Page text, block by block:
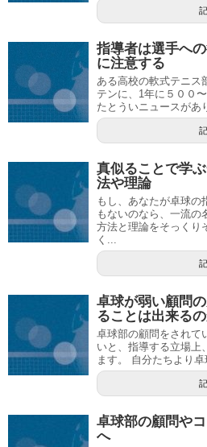
指導者は選手へ
に注意する
ある高校の軟式テニス
テンに、1年に５００
たとういニュースがあ
真似ることで学
法や理論
もし、あなたが卓球の
もないのなら、一流の
方法と理論をそっくり
く...
卓球が弱い顧問
ることは出来るの
卓球部の顧問をされて
いと、指導する立場上
ます。 自分たちより
卓球部の顧問や
へ